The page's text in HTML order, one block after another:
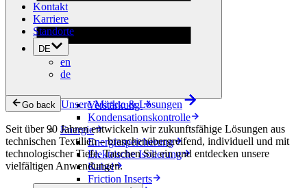
Bauwesen
Entwässerung
Verstärkung
Kondensationskontrolle
Energie
Energiespeicherung
Elektrische Isolierung
Kabel
Friction Inserts
Kontakt
Karriere
Standorte
DE
en
de
Go back Unsere Märkte & Lösungen
Seit über 90 Jahren entwickeln wir zukunftsfähige Lösungen aus
technischen Textilien – branchenübergreifend, individuell und mit
technologischer Tiefe. Tauchen Sie ein und entdecken unsere
vielfältigen Anwendungen.